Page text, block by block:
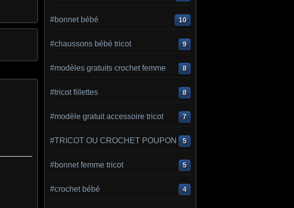
#bonnet bébé 10
#chaussons bébé tricot 9
#modèles gratuits crochet femme 8
#tricot fillettes 8
#modèle gratuit accessoire tricot 7
#TRICOT OU CROCHET POUPON 5
#bonnet femme tricot 5
#crochet bébé 4